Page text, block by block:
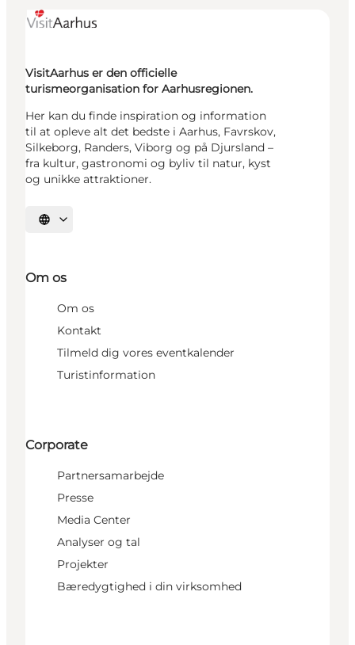
VisitAarhus er den officielle
turismeorganisation for Aarhusregionen.
Her kan du finde inspiration og information
til at opleve alt det bedste i Aarhus, Favrskov,
Silkeborg, Randers, Viborg og på Djursland –
fra kultur, gastronomi og byliv til natur, kyst
og unikke attraktioner.
Vælg sprog
Om os
Om os
Kontakt
Tilmeld dig vores eventkalender
Turistinformation
Corporate
Partnersamarbejde
Presse
Media Center
Analyser og tal
Projekter
Bæredygtighed i din virksomhed